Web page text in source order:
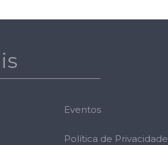
Eventos
Política de Privacidade